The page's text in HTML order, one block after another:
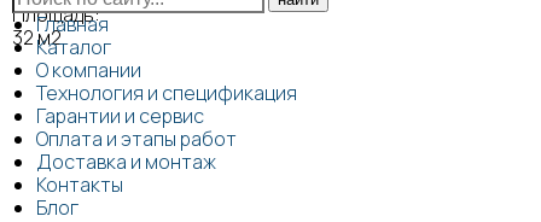
Главная
Каталог
О компании
Технология и спецификация
Гарантии и сервис
Оплата и этапы работ
Доставка и монтаж
Контакты
Блог
Площадь:
32м2